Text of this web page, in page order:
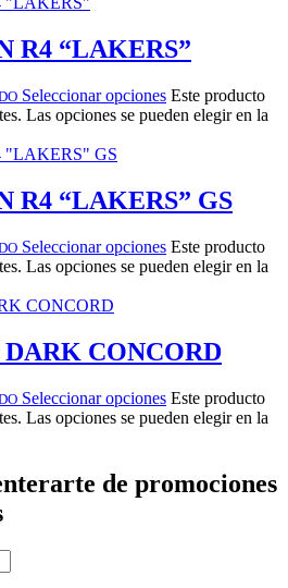
R4 “LAKERS”
Seleccionar opciones Este producto
Las opciones se pueden elegir en la
R4 “LAKERS” GS
Seleccionar opciones Este producto
Las opciones se pueden elegir en la
DARK CONCORD
Seleccionar opciones Este producto
Las opciones se pueden elegir en la
de promociones